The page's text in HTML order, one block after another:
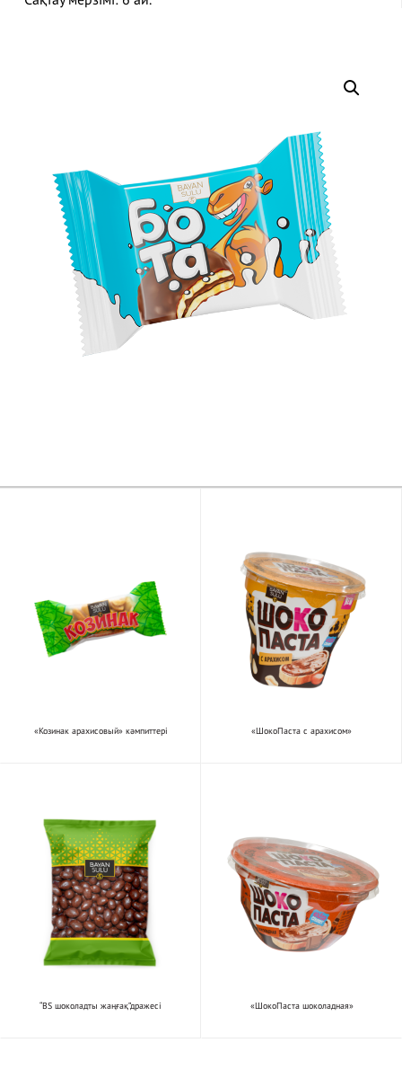
«Козинак арахисовый» кәмпиттері «ШокоПаста с арахисом»
“BS шоколадты жаңғақ”дражесі «ШокоПаста шоколадная»